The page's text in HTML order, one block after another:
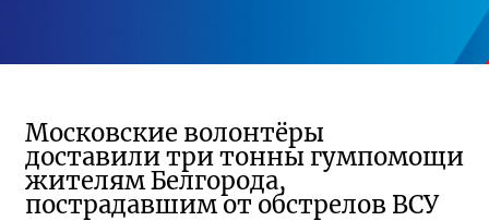
Московские волонтёры
доставили три тонны гумпомощи
жителям Белгорода,
пострадавшим от обстрелов ВСУ